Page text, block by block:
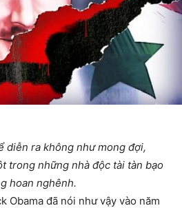
diễn ra không như mong đợi,
trong những nhà độc tài tàn bạo
hoan nghênh.
Obama đã nói như vậy vào năm